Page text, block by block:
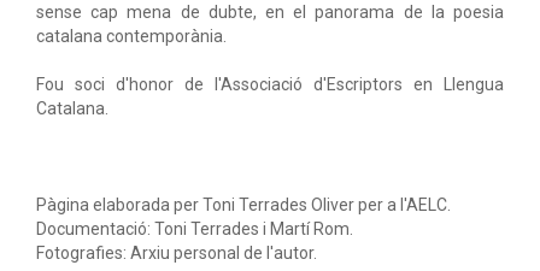
sense cap mena de dubte, en el panorama de la poesia
catalana contemporània.
Fou soci d'honor de l'Associació d'Escriptors en Llengua
Catalana.
Pàgina elaborada per Toni Terrades Oliver per a l'AELC.
Documentació: Toni Terrades i Martí Rom.
Fotografies: Arxiu personal de l'autor.